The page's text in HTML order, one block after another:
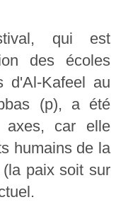
qui est
des écoles
d'Al-Kafeel au
(p), a été
axes, car elle
humains de la
paix soit sur